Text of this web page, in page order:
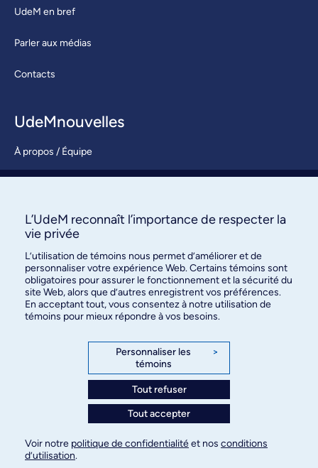
UdeM en bref
Parler aux médias
Contacts
UdeMnouvelles
À propos / Équipe
S’abonner
des relations publiques
3744, rue Jean-Brillant, bureau 490
Montréal (Québec) H3T 1P1
Paramètres des témoins
© Université de Montréal, 2026. Tous droits
L’UdeM reconnaît l’importance de respecter la
vie privée
L’utilisation de témoins nous permet d’améliorer et de
personnaliser votre expérience Web. Certains témoins sont
obligatoires pour assurer le fonctionnement et la sécurité du
site Web, alors que d’autres enregistrent vos préférences.
En acceptant tout, vous consentez à notre utilisation de
témoins pour mieux répondre à vos besoins.
Personnaliser les
témoins
>
Tout refuser
Tout accepter
Voir notre politique de confidentialitéet nos conditions
d’utilisation.